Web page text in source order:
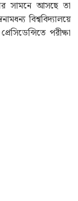
সামনে আসছে তা
বিশ্ববিদ্যালয়ে
পরীক্ষা